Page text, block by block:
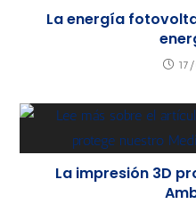
La energía
La impresión 3D